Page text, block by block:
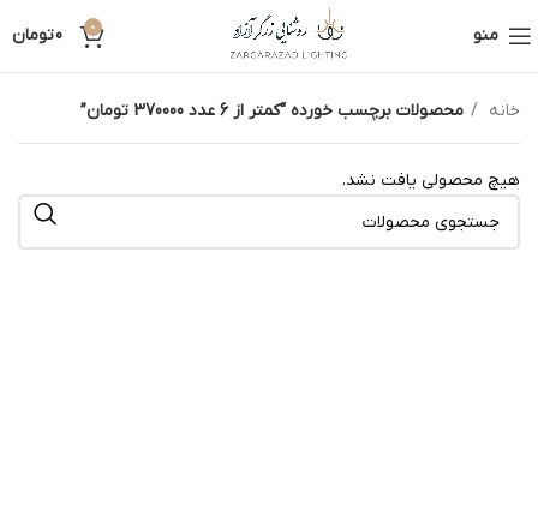
منو 0
0تومان
خانه محصولات برچسب خورده “کمتر از 6 عدد 370000 تومان”
هیچ محصولی یافت نشد.